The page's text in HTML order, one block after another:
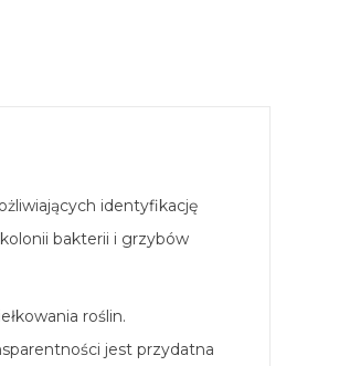
identyfikację
bakterii i grzybów
roślin.
jest przydatna